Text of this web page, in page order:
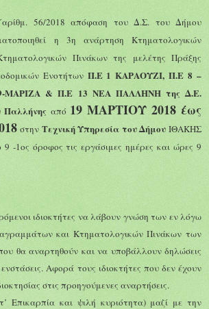
56/2018 απόφαση του Δ.Σ. του Δήμου
η 3η ανάρτηση Κτηματολογικών
Πινάκων της μελέτης Πράξης
Ενοτήτων Π.Ε 1 ΚΑΡΑΟΥΖΙ, Π.Ε 8 –
ΜΑΡΙΖΑ & Π.Ε 13 ΝΕΑ ΠΑΛΛΗΝΗ της Δ.Ε.
Παλλήνης από 19 ΜΑΡΤΙΟΥ 2018 έως
στην Τεχνική Υπηρεσία του Δήμου ΙΘΑΚΗΣ
-1ος όροφος τις εργάσιμες ημέρες και ώρες 9
ιδιοκτήτες να λάβουν γνώση των εν λόγω
και Κτηματολογικών Πινάκων των
θα αναρτηθούν και να υποβάλλουν δηλώσεις
ενστάσεις. Αφορά τους ιδιοκτήτες που δεν έχουν
στις προηγούμενες αναρτήσεις.
Επικαρπία και ψιλή κυριότητα) μαζί με την